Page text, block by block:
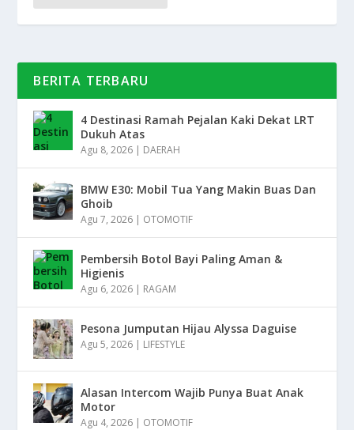
BERITA TERBARU
4 Destinasi Ramah Pejalan Kaki Dekat LRT
Dukuh Atas
Agu 8, 2026 | DAERAH
BMW E30: Mobil Tua Yang Makin Buas Dan
Ghoib
Agu 7, 2026 | OTOMOTIF
Pembersih Botol Bayi Paling Aman &
Higienis
Agu 6, 2026 | RAGAM
Pesona Jumputan Hijau Alyssa Daguise
Agu 5, 2026 | LIFESTYLE
Alasan Intercom Wajib Punya Buat Anak
Motor
Agu 4, 2026 | OTOMOTIF